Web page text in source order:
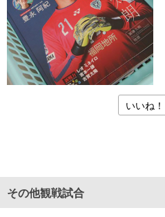
いいね！
その他観戦試合